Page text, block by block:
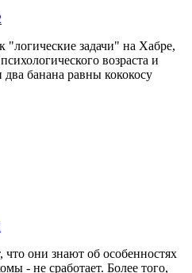
задачи" на Хабре,
возраста и
два банана равны кококосу
что они знают об особенностях
- не сработает. Более того,